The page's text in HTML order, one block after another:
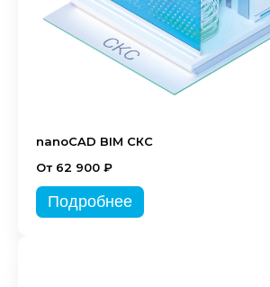
nanoCAD BIM СКС
От 62 900 ₽
Подробнее